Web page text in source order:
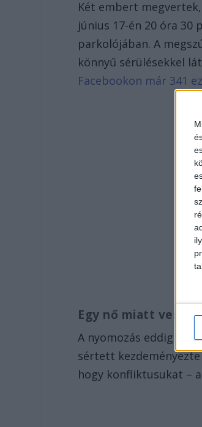
Két embert
június 17-én 20 óra 30
parkolójában. A
könnyű sérülésekkel
Facebookon már 341
Egy nő miatt
A nyomozás eddigi
sértett
hogy konfliktusukat –